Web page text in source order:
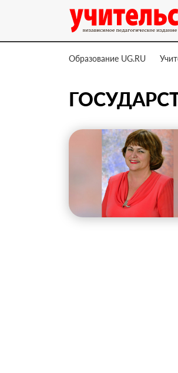
Образование UG.RU